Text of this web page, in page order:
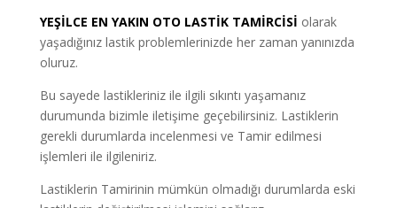
YEŞİLCE EN YAKIN OTO LASTİK TAMİRCİSİ olarak
yaşadığınız lastik problemlerinizde her zaman yanınızda
oluruz.
Bu sayede lastikleriniz ile ilgili sıkıntı yaşamanız
durumunda bizimle iletişime geçebilirsiniz. Lastiklerin
gerekli durumlarda incelenmesi ve Tamir edilmesi
işlemleri ile ilgileniriz.
Lastiklerin Tamirinin mümkün olmadığı durumlarda eski